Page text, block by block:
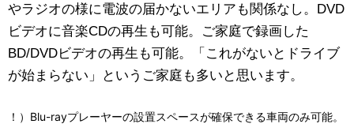
やラジオの様に電波の届かないエリアも関係なし。DVD
ビデオに音楽CDの再生も可能。ご家庭で録画した
BD/DVDビデオの再生も可能。「これがないとドライブ
が始まらない」というご家庭も多いと思います。
！）Blu-rayプレーヤーの設置スペースが確保できる車両のみ可能。